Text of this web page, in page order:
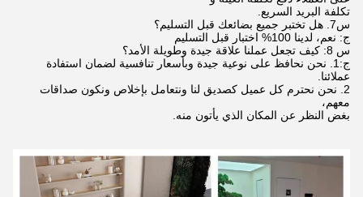
تكلفة البريد السريع.
س7. هل تختبر جميع بضائعك قبل التسليم؟
ج: نعم، لدينا 100% اختبار قبل التسليم
س 8: كيف تجعل عملنا علاقة جيدة وطويلة الأمد؟
ج:1. نحن نحافظ على نوعية جيدة وبأسعار تنافسية لضمان استفادة
عملائنا.
2. نحن نحترم كل عميل كصديق لنا ونتعامل بإخلاص ونكون صداقات
معهم،
بغض النظر عن المكان الذي يأتون منه.